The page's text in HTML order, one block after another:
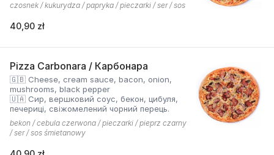
czosnek / kukurydza / papryka / pieczarki / ser / sos
40,90 zł
Pizza Carbonara / Карбонара
🇬🇧 Cheese, cream sauce, bacon, onion,
mushrooms, black pepper
🇺🇦 Сир, вершковий соус, бекон, цибуля,
печериці, свіжомелений чорний перець.
bekon / cebula czerwona / pieczarki / pieprz czarny
/ ser / sos śmietanowy